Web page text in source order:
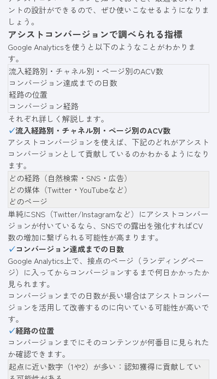
ントの設計ができるので、ぜひ使いこなせるようになりま
しょう。
アシストコンバージョンで調べられる指標
Google Analyticsを使うと以下のようなことがわかりま
す。
流入経路別・チャネル別・ページ別のACV数
コンバージョン達成までの日数
経路の位置
コンバージョン経路
それぞれ詳しく解説します。
✓流入経路別・チャネル別・ページ別のACV数
アシストコンバージョンを使えば、下記のどれがアシスト
コンバージョンとして貢献しているのかわかるようになり
ます。
どの経路（自然検索・SNS・広告）
どの媒体（Twitter・YouTubeなど）
どのページ
単純にSNS（Twitter/Instagramなど）にアシストコンバー
ジョンが付いているなら、SNSでの露出を強化すればCV
数の増加に繋げられる可能性が高まります。
✓コンバージョン達成までの日数
Google Analytics上で、接点のページ（ランディングペー
ジ）に入ってからコンバージョンするまで何日かかったか
見られます。
コンバージョンまでの日数が長い場合はアシストコンバー
ジョンを活用して改善するのに向いている可能性が高いで
す。
✓経路の位置
コンバージョンまでにそのコンテンツが何番目に見られた
か確認できます。
起点に近い数字（1や2）が多い：認知獲得に貢献してい